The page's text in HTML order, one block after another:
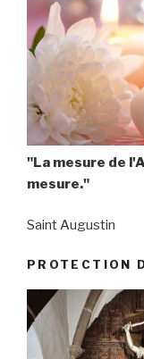
"La mesure de
mesure."
Saint Augustin
PROTECTION